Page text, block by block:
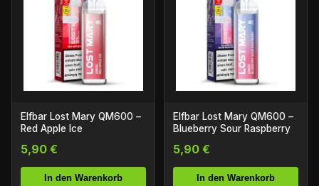
Elfbar Lost Mary QM600 –
Red Apple Ice
5,90 €
In den Warenkorb
Elfbar Lost Mary QM600 –
Blueberry Sour Raspberry
5,90 €
In den Warenkorb